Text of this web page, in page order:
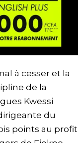
à cesser et la
de la
Kwessi
du
points au profit